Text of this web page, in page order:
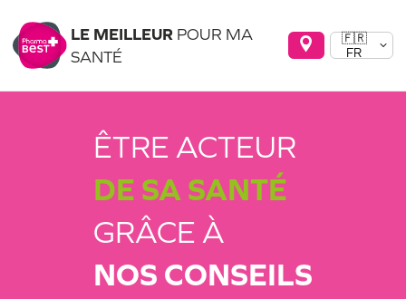
LE MEILLEUR POUR MA
SANTÉ
🇫🇷
FR
ÊTRE ACTEUR
DE SA SANTÉ
GRÂCE À
NOS CONSEILS